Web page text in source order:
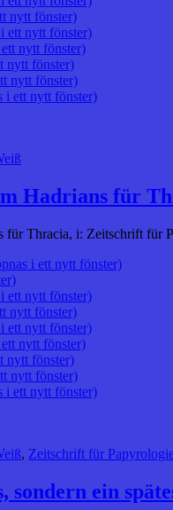
nytt fönster)
ett nytt fönster)
nytt fönster)
nytt fönster)
nytt fönster)
i ett nytt fönster)
Hadrians für
Thracia, i: Zeitschrift für
i ett nytt fönster)
ett nytt fönster)
nytt fönster)
ett nytt fönster)
nytt fönster)
nytt fönster)
nytt fönster)
i ett nytt fönster)
, Zeitschrift für
sondern ein